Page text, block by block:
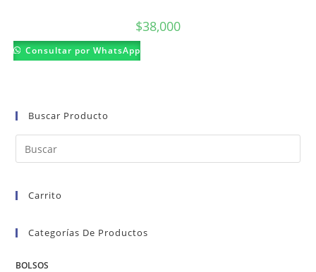
página
de
$38,000
elegir
página
Consultar por WhatsApp
Buscar Producto
Carrito
Categorías De Productos
BOLSOS